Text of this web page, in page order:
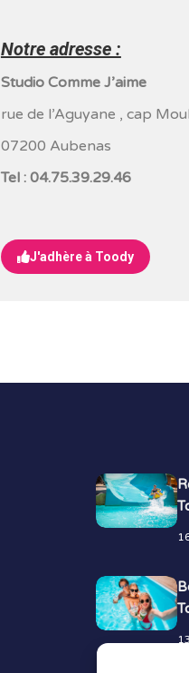
Notre adresse :
Studio Comme J’aime
rue de l’Aguyane , cap
07200 Aubenas
Tel : 04.75.39.29.46
J'adhère à Toody